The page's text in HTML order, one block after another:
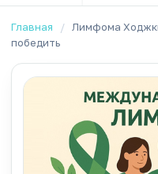
Главная /
Лимфома
победить